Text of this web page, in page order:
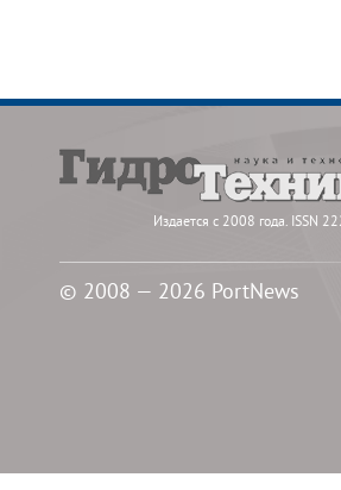
Издается с 2008 года. ISSN
© 2008 — 2026 PortNews